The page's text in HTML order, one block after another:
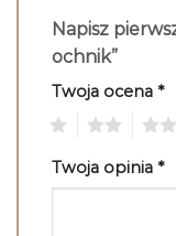
Napisz
ochnik”
Twoja ocena *
Twoja opinia *